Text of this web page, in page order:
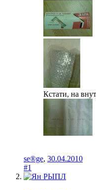
Кстати, на
se®ge, 30.04.2010
#1